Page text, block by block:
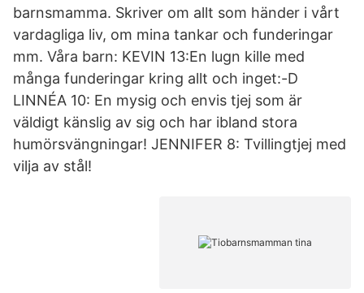
barnsmamma. Skriver om allt som händer i vårt
vardagliga liv, om mina tankar och funderingar
mm. Våra barn: KEVIN 13:En lugn kille med
många funderingar kring allt och inget:-D
LINNÉA 10: En mysig och envis tjej som är
väldigt känslig av sig och har ibland stora
humörsvängningar! JENNIFER 8: Tvillingtjej med
vilja av stål!